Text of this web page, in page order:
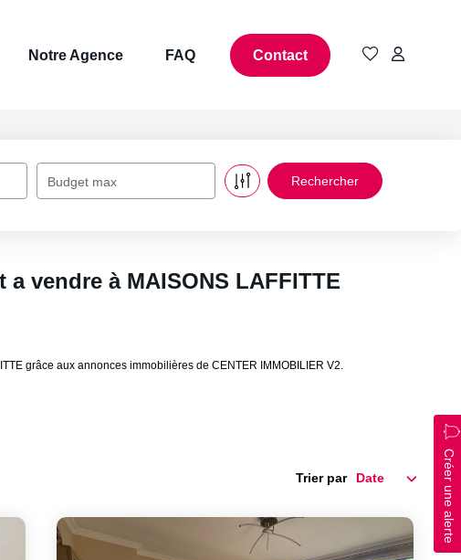
Notre Agence FAQ Contact
Budget max
vendre à MAISONS LAFFITTE
grâce aux annonces immobilières de CENTER IMMOBILIER V2.
Créer une alerte
Trier par